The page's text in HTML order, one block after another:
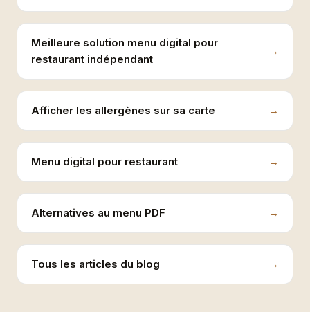
Meilleure solution menu digital pour
restaurant indépendant
Afficher les allergènes sur sa carte
Menu digital pour restaurant
Alternatives au menu PDF
Tous les articles du blog